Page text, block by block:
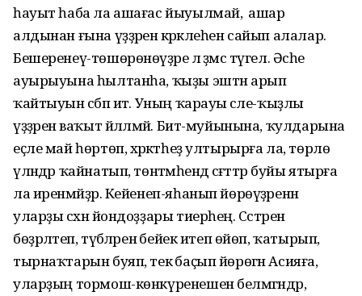
һауыт һаба ла ашағас йыуылмай, ә ашар
алдынан ғына үҙҙәренә кәрәклеһен сайып алалар.
Бешеренеү-төшөрөнөүҙәре лә әҙәмсә түгел. Әсәһе
ауырыуына һылтанһа, ҡыҙы эштән арып
ҡайтыуын сәбәп итә. Уның ҡарауы әсәле-ҡыҙлы
үҙҙәренә ваҡыт йәлләмәй. Бит-муйынына, ҡулдарына
еҫле май һөртөп, хәрәкәтһеҙ ултырырға ла, төрлө
үләндәр ҡайнатып, төнәтмәһендә сәғәттәр буйы ятырға
ла иренмәйҙәр. Кейенеп-яһанып йөрөүҙәренән
уларҙы сәхнә йондоҙҙары тиерһең. Сәстәрен
бөҙрәләтеп, түбәләренә бейек итеп өйөп, ҡатырып,
тырнаҡтарын буяп, текә баҫып йөрөгән Асияға,
уларҙың тормош-көнкүренешен белмәгәндәр,